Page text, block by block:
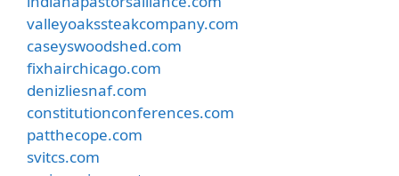
valleyoakssteakcompany.com
caseyswoodshed.com
fixhairchicago.com
denizliesnaf.com
constitutionconferences.com
patthecope.com
svitcs.com